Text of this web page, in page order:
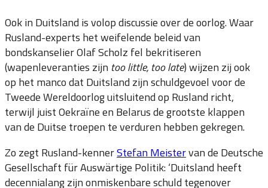
Ook in Duitsland is volop discussie over de oorlog. Waar
Rusland-experts het weifelende beleid van
bondskanselier Olaf Scholz fel bekritiseren
(wapenleveranties zijn too little, too late) wijzen zij ook
op het manco dat Duitsland zijn schuldgevoel voor de
Tweede Wereldoorlog uitsluitend op Rusland richt,
terwijl juist Oekraïne en Belarus de grootste klappen
van de Duitse troepen te verduren hebben gekregen.
Zo zegt Rusland-kennerStefan Meistervan de Deutsche
Gesellschaft für Auswärtige Politik: ‘Duitsland heeft
decennialang zijn onmiskenbare schuld tegenover